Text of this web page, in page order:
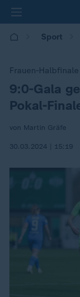
Sport
Frauen-Halbfinale
:
9:0-Gala
Pokal-
von Martin Gräfe
30.03.2024 | 15:19